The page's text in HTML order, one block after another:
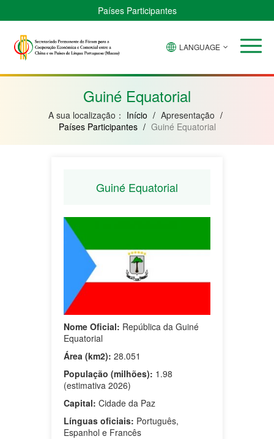
Países Participantes
Verde
Bissau
Guiné
Moçambique
LANGUAGE
Guiné Equatorial
A sua localização： Início / Apresentação /
Países Participantes / Guiné Equatorial
Guiné Equatorial
Nome Oficial: República da Guiné
Equatorial
Área (km2): 28.051
População (milhões): 1.98
(estimativa 2026)
Capital: Cidade da Paz
Línguas oficiais: Português,
Espanhol e Francês